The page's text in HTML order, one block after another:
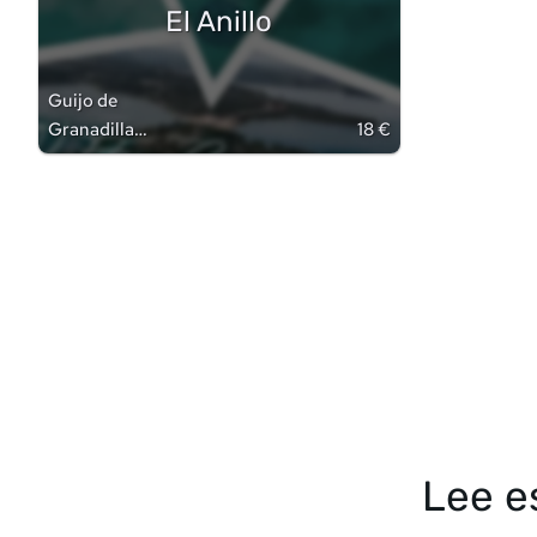
El Anillo
Guijo de
Granadilla
(Cáceres)
18 €
Lee